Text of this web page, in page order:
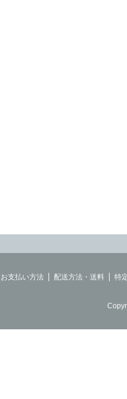
お支払い方法 配送方法・送料 特